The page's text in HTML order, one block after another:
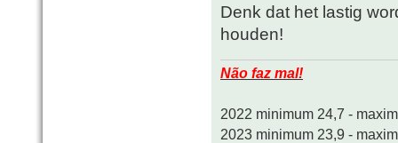
Denk dat het lastig
houden!
Não faz mal!
2022 minimum 24,7 -
2023 minimum 23,9 -